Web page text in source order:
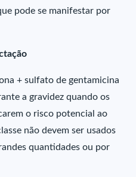
pode se manifestar por
+ sulfato de gentamicina
a gravidez quando os
o risco potencial ao
não devem ser usados
quantidades ou por